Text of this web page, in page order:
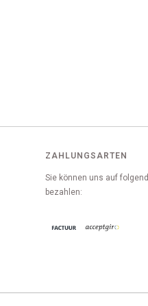
ZAHLUNGSARTEN
Sie können uns auf
bezahlen: